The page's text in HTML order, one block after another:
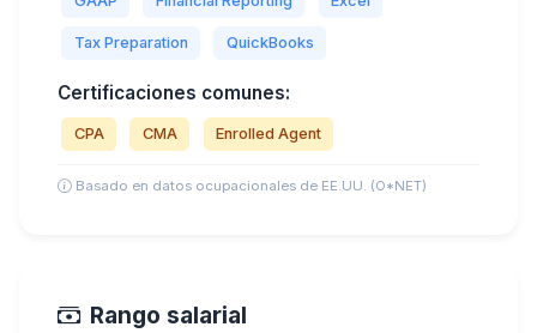
Tax Preparation QuickBooks
Certificaciones comunes:
CPA CMA Enrolled Agent
Basado en datos ocupacionales de EE.UU. (O*NET)
Rango salarial